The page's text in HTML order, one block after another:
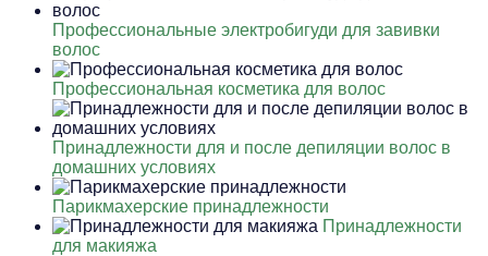
Профессиональные электробигуди для завивки
волос
Профессиональная косметика для волос
Принадлежности для и после депиляции волос в
домашних условиях
Парикмахерские принадлежности
Принадлежности
для макияжа